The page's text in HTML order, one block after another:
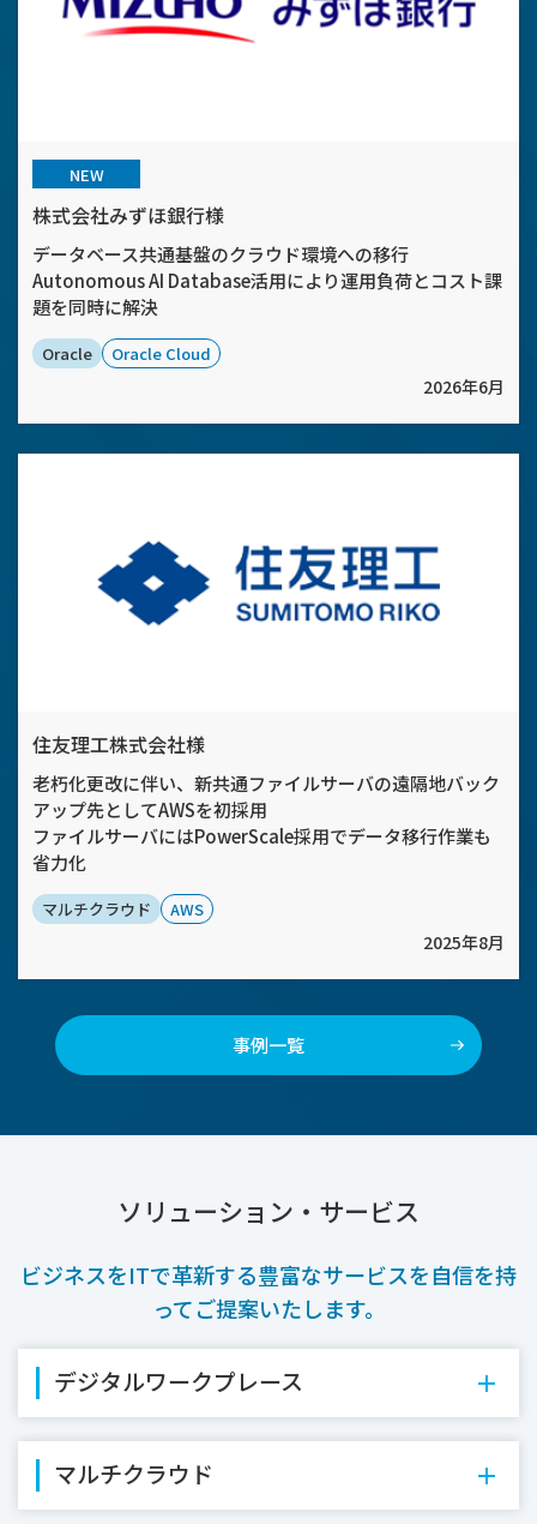
NEW
株式会社みずほ銀行様
データベース共通基盤のクラウド環境への移行
Autonomous AI Database活用により運用負荷とコスト課
題を同時に解決
Oracle Oracle Cloud
2026年6月
住友理工株式会社様
老朽化更改に伴い、新共通ファイルサーバの遠隔地バック
アップ先としてAWSを初採用
ファイルサーバにはPowerScale採用でデータ移行作業も
省力化
マルチクラウド AWS
2025年8月
事例一覧
ソリューション・サービス
ビジネスをITで革新する豊富なサービスを自信を持
ってご提案いたします。
デジタルワークプレース
マルチクラウド